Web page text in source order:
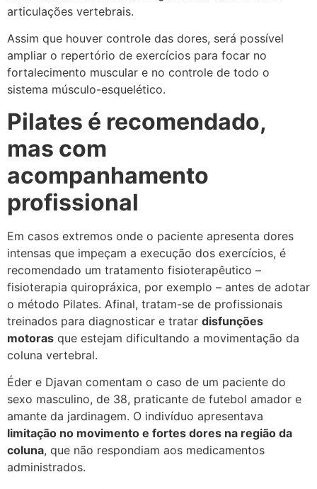
articulações vertebrais.
Assim que houver controle das dores, será possível
ampliar o repertório de exercícios para focar no
fortalecimento muscular e no controle de todo o
sistema músculo-esquelético.
Pilates é recomendado,
mas com
acompanhamento
profissional
Em casos extremos onde o paciente apresenta dores
intensas que impeçam a execução dos exercícios, é
recomendado um tratamento fisioterapêutico –
fisioterapia quiropráxica, por exemplo – antes de adotar
o método Pilates. Afinal, tratam-se de profissionais
treinados para diagnosticar e tratar disfunções
motoras que estejam dificultando a movimentação da
coluna vertebral.
Éder e Djavan comentam o caso de um paciente do
sexo masculino, de 38, praticante de futebol amador e
amante da jardinagem. O indivíduo apresentava
limitação no movimento e fortes dores na região da
coluna, que não respondiam aos medicamentos
administrados.